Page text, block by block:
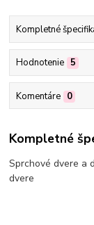
Kompletné
Hodnotenie 5
Komentáre 0
Kompletné
Sprchové dvere a
dvere